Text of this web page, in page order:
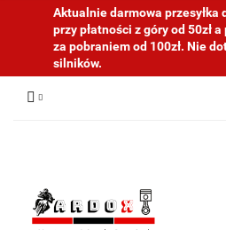
Aktualnie darmowa przesyłka
przy płatności z góry od 50zł a
za pobraniem od 100zł. Nie
silników.